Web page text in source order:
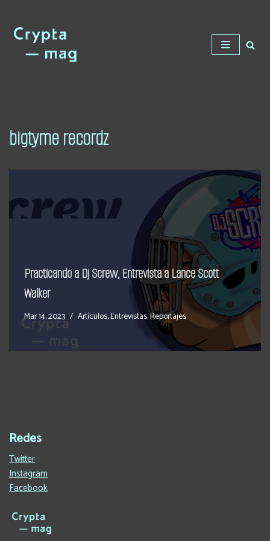
Saltar
contenido
bigtyme recordz
Practicando a Dj Screw, Entrevista a Lance Scott
Walker
Mar 14, 2023 Artículos,Entrevistas,Reportajes
Redes
Twitter
Instagram
Facebook